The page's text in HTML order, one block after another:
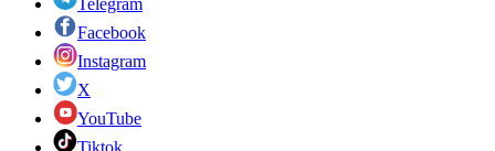
Telegram
Facebook
Instagram
X
YouTube